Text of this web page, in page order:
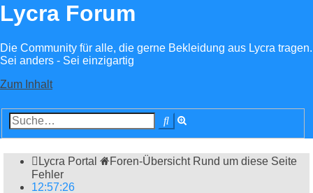
Lycra Forum
Die Community für alle, die gerne Bekleidung aus Lycra tragen.
Sei anders - Sei einzigartig
Zum Inhalt
Suche
Lycra Portal Foren-Übersicht Rund um diese Seite
Fehler
12:57:27